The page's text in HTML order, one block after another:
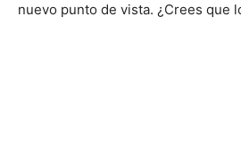
nuevo punto de vista. ¿Crees que